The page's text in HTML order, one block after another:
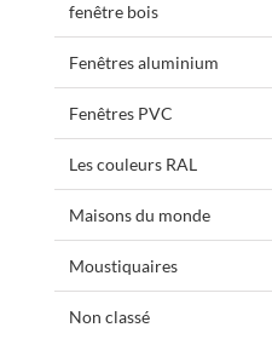
fenêtre bois
Fenêtres aluminium
Fenêtres PVC
Les couleurs RAL
Maisons du monde
Moustiquaires
Non classé